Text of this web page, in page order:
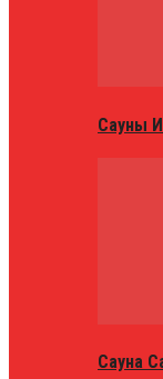
Сауны
Сауна